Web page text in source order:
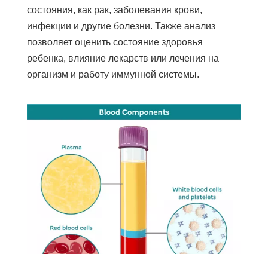
состояния, как рак, заболевания крови,
инфекции и другие болезни. Также анализ
позволяет оценить состояние здоровья
ребенка, влияние лекарств или лечения на
организм и работу иммунной системы.